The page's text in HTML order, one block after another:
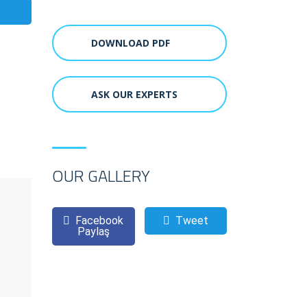
DOWNLOAD PDF
ASK OUR EXPERTS
OUR GALLERY
Facebook
Paylaş
Tweet